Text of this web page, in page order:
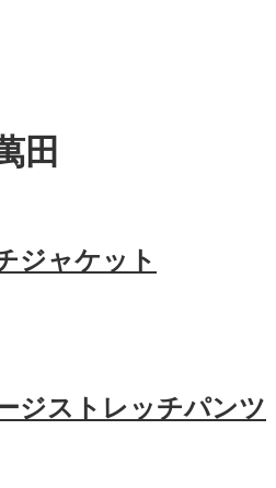
田
ジャケット
ジストレッチパンツ